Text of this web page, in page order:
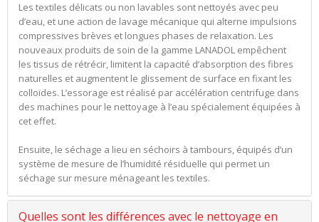
Les textiles délicats ou non lavables sont nettoyés avec peu
d’eau, et une action de lavage mécanique qui alterne impulsions
compressives brèves et longues phases de relaxation. Les
nouveaux produits de soin de la gamme LANADOL empêchent
les tissus de rétrécir, limitent la capacité d’absorption des fibres
naturelles et augmentent le glissement de surface en fixant les
colloïdes. L’essorage est réalisé par accélération centrifuge dans
des machines pour le nettoyage à l’eau spécialement équipées à
cet effet.
Ensuite, le séchage a lieu en séchoirs à tambours, équipés d’un
système de mesure de l’humidité résiduelle qui permet un
séchage sur mesure ménageant les textiles.
Quelles sont les différences avec le nettoyage en